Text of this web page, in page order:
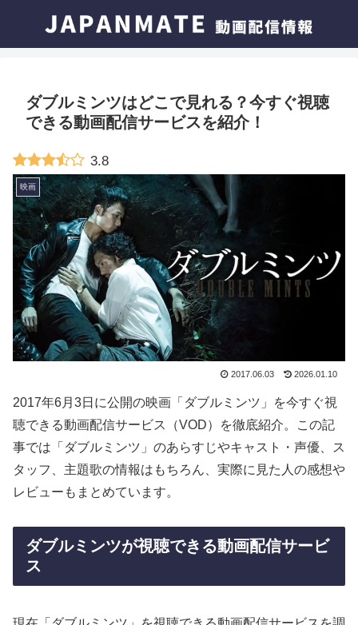
ダブルミンツはどこで見れる？今すぐ視聴
できる動画配信サービスを紹介！
3.8
映画
2017.06.03 2026.01.10
2017年6月3日に公開の映画「ダブルミンツ」を今すぐ視
聴できる動画配信サービス（VOD）を徹底紹介。この記
事では「ダブルミンツ」のあらすじやキャスト・声優、ス
タッフ、主題歌の情報はもちろん、実際に見た人の感想や
レビューもまとめています。
ダブルミンツが視聴できる動画配信サービ
ス